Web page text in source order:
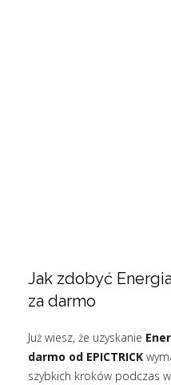
Jak zdobyć
za darmo
Już wiesz, że uzyskanie
darmo od EPICTRICK
szybkich kroków podczas